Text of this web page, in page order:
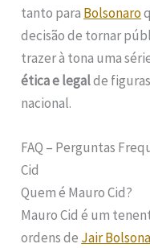
tanto para Bolsonaro
decisão de tornar
trazer à tona uma
ética e legalde
nacional.
FAQ – Perguntas
Cid
Quem é Mauro Cid?
Mauro Cid é um
ordens de Jair